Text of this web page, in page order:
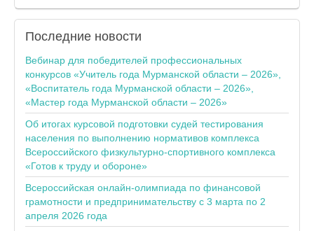
Последние новости
Вебинар для победителей профессиональных
конкурсов «Учитель года Мурманской области – 2026»,
«Воспитатель года Мурманской области – 2026»,
«Мастер года Мурманской области – 2026»
Об итогах курсовой подготовки судей тестирования
населения по выполнению нормативов комплекса
Всероссийского физкультурно-спортивного комплекса
«Готов к труду и обороне»
Всероссийская онлайн-олимпиада по финансовой
грамотности и предпринимательству с 3 марта по 2
апреля 2026 года